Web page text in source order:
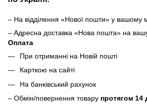
– На відділення «Нової пошти» у вашому
– Адресна доставка «Нова пошта» на
Оплата
При отриманні на Новій пошті
Карткою на сайті
На банківський рахунок
– Обмін/повернення товару протягом 14